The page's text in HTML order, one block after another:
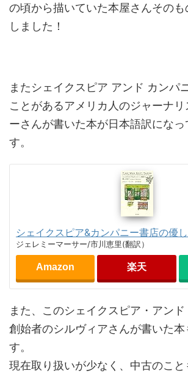
の頃から描いていた本屋さんそのも
しました！
またシェイクスピア アンド カンパ
ことがあるアメリカ人のジャーナリ
ーさんが書いた本が日本語訳にな
す。
シェイクスピア&カンパニー書店の優
ジェレミーマーサー/市川恵里(翻訳）
Amazon 楽天
また、このシェイクスピア・アン
創始者のシルヴィアさんが書いた
す。
現在取り扱いが少なく、中古のこ